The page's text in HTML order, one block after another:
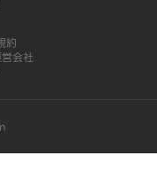
約
会社
| LINE占い